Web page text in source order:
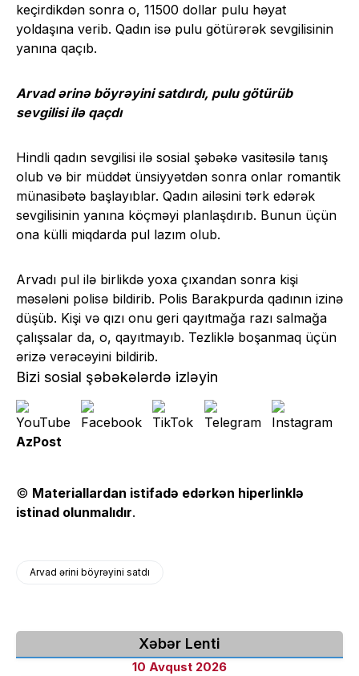
keçirdikdən sonra o, 11500 dollar pulu həyat
yoldaşına verib. Qadın isə pulu götürərək sevgilisinin
yanına qaçıb.
Arvad ərinə böyrəyini satdırdı, pulu götürüb
sevgilisi ilə qaçdı
Hindli qadın sevgilisi ilə sosial şəbəkə vasitəsilə tanış
olub və bir müddət ünsiyyətdən sonra onlar romantik
münasibətə başlayıblar. Qadın ailəsini tərk edərək
sevgilisinin yanına köçməyi planlaşdırıb. Bunun üçün
ona külli miqdarda pul lazım olub.
Arvadı pul ilə birlikdə yoxa çıxandan sonra kişi
məsələni polisə bildirib. Polis Barakpurda qadının izinə
düşüb. Kişi və qızı onu geri qayıtmağa razı salmağa
çalışsalar da, o, qayıtmayıb. Tezliklə boşanmaq üçün
ərizə verəcəyini bildirib.
Bizi sosial şəbəkələrdə izləyin
AzPost
© Materiallardan istifadə edərkən hiperlinklə
istinad olunmalıdır.
Arvad ərini böyrəyini satdı
Xəbər Lenti
10 Avqust 2026